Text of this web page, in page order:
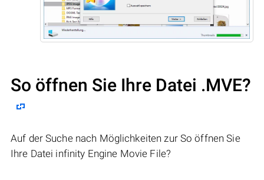
So öffnen Sie Ihre Datei .MVE?
Auf der Suche nach Möglichkeiten zur So öffnen Sie
Ihre Datei infinity Engine Movie File?